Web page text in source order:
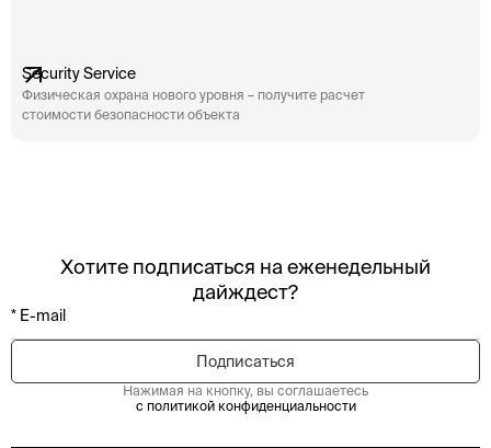
Security Service
Физическая охрана нового уровня – получите расчет
стоимости безопасности объекта
Хотите подписаться на еженедельный
дайждест?
Нажимая на кнопку, вы соглашаетесь
с политикой конфиденциальности